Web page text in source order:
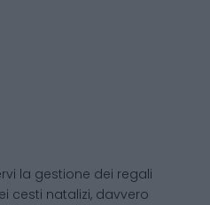
la gestione dei regali
cesti natalizi, davvero